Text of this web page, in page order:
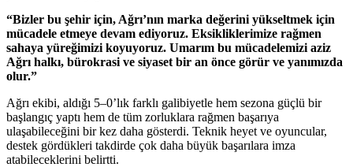
“Bizler bu şehir için, Ağrı’nın marka değerini yükseltmek için
mücadele etmeye devam ediyoruz. Eksikliklerimize rağmen
sahaya yüreğimizi koyuyoruz. Umarım bu mücadelemizi aziz
Ağrı halkı, bürokrasi ve siyaset bir an önce görür ve yanımızda
olur.”
Ağrı ekibi, aldığı 5–0’lık farklı galibiyetle hem sezona güçlü bir
başlangıç yaptı hem de tüm zorluklara rağmen başarıya
ulaşabileceğini bir kez daha gösterdi. Teknik heyet ve oyuncular,
destek gördükleri takdirde çok daha büyük başarılara imza
atabileceklerini belirtti.